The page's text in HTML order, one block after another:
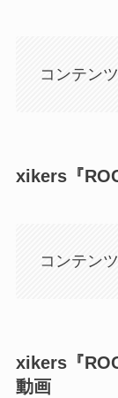
コンテン
xikers『
コンテン
xikers『
動画